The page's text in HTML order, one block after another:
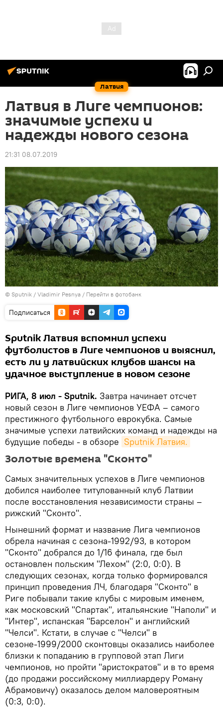
Латвия
Латвия в Лиге чемпионов:
значимые успехи и
надежды нового сезона
21:31 08.07.2019
© Sputnik / Vladimir Pesnya / Перейти в фотобанк
Подписаться
Sputnik Латвия вспомнил успехи
футболистов в Лиге чемпионов и выяснил,
есть ли у латвийских клубов шансы на
удачное выступление в новом сезоне
РИГА, 8 июл - Sputnik. Завтра начинает отсчет
новый сезон в Лиге чемпионов УЕФА – самого
престижного футбольного еврокубка. Самые
значимые успехи латвийских команд и надежды на
будущие победы - в обзоре Sputnik Латвия.
Золотые времена "Сконто"
Самых значительных успехов в Лиге чемпионов
добился наиболее титулованный клуб Латвии
после восстановления независимости страны –
рижский "Сконто".
Нынешний формат и название Лига чемпионов
обрела начиная с сезона-1992/93, в котором
"Сконто" добрался до 1/16 финала, где был
остановлен польским "Лехом" (2:0, 0:0). В
следующих сезонах, когда только формировался
принцип проведения ЛЧ, благодаря "Сконто" в
Риге побывали такие клубы с мировым именем,
как московский "Спартак", итальянские "Наполи" и
"Интер", испанская "Барселон" и английский
"Челси". Кстати, в случае с "Челси" в
сезоне-1999/2000 сконтовцы оказались наиболее
близки к попаданию в групповой этап Лиги
чемпионов, но пройти "аристократов" и в то время
(до продажи российскому миллиардеру Роману
Абрамовичу) оказалось делом маловероятным
(0:3, 0:0).